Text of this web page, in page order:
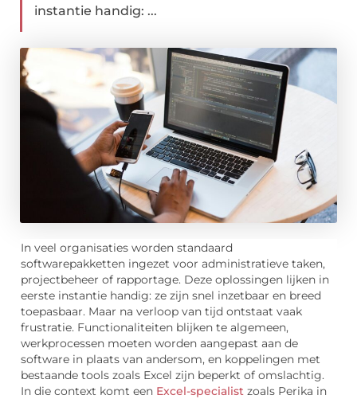
instantie handig: ...
In veel organisaties worden standaard
softwarepakketten ingezet voor administratieve taken,
projectbeheer of rapportage. Deze oplossingen lijken in
eerste instantie handig: ze zijn snel inzetbaar en breed
toepasbaar. Maar na verloop van tijd ontstaat vaak
frustratie. Functionaliteiten blijken te algemeen,
werkprocessen moeten worden aangepast aan de
software in plaats van andersom, en koppelingen met
bestaande tools zoals Excel zijn beperkt of omslachtig.
In die context komt een Excel-specialist zoals Perika in